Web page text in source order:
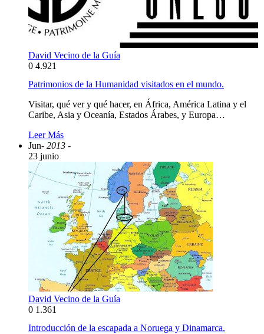
David Vecino de la Guía
0 4.921
Patrimonios de la Humanidad visitados en el mundo.
Visitar, qué ver y qué hacer, en África, América Latina y el
Caribe, Asia y Oceanía, Estados Árabes, y Europa…
Leer Más
Jun- 2013 -
23 junio
David Vecino de la Guía
0 1.361
Introducción de la escapada a Noruega y Dinamarca.